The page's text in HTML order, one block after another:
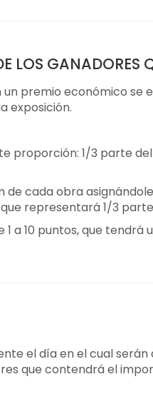
LOS GANADORES
premio económico
exposición.
proporción: 1/3 parte
cada obra
representará 1/3
a 10 puntos, que
el día en el cual
que contendrá el